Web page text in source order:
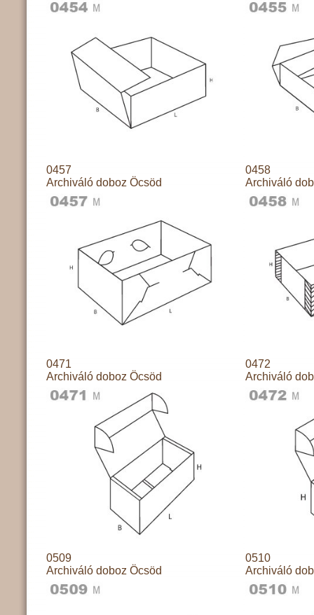
0457
Archiváló doboz Öcsöd
0458
Archiváló
0471
Archiváló doboz Öcsöd
0472
Archiváló
0509
Archiváló doboz Öcsöd
0510
Archiváló